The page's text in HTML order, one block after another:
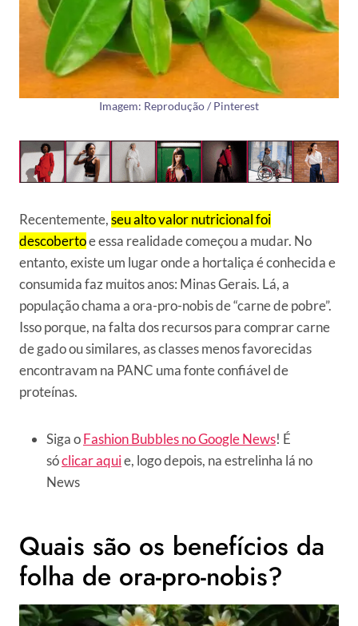
Imagem: Reprodução / Pinterest
Recentemente,seu alto valor nutricional foi
descobertoe essa realidade começou a mudar. No
entanto, existe um lugar onde a hortaliça é conhecida e
consumida faz muitos anos: Minas Gerais. Lá, a
população chama a ora-pro-nobis de “carne de pobre”.
Isso porque, na falta dos recursos para comprar carne
de gado ou similares, as classes menos favorecidas
encontravam na PANC uma fonte confiável de
proteínas.
Siga oFashion Bubbles no Google News! É
sóclicar aquie, logo depois, na estrelinha lá no
News
Quais são os benefícios da
folha de ora-pro-nobis?